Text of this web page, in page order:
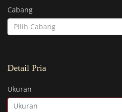
Cabang
Pilih Cabang
Detail Pria
Ukuran